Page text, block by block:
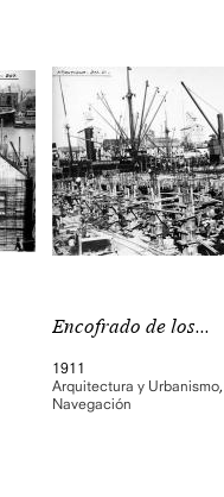
Encofrado de los...
1911
Arquitectura y Urbanismo,
Navegación